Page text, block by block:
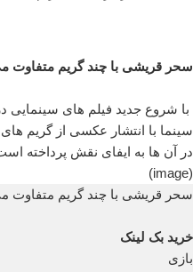
سحر قریشی با چند گریم متفاوت
با شروع جدید فیلم های سینمایی
سینما با انتشار عکسی از گریم
در آن ها به ایفای نقش پرداخته
(image)
سحر قریشی با چند گریم متفاوت
خرید بک لینک
بازی